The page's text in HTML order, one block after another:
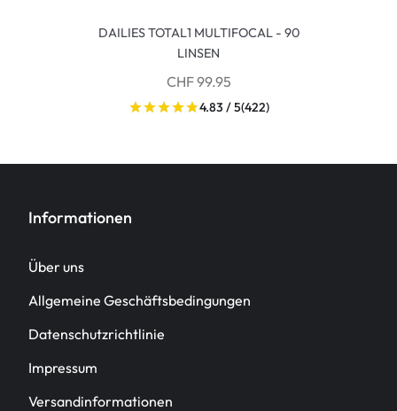
DAILIES TOTAL1 MULTIFOCAL - 90
LINSEN
CHF 99.95
4.83 / 5(422)
Informationen
Über uns
Allgemeine Geschäftsbedingungen
Datenschutzrichtlinie
Impressum
Versandinformationen